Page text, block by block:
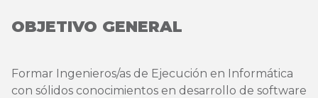
OBJETIVO GENERAL
Formar Ingenieros/as de Ejecución en Informática
con sólidos conocimientos en desarrollo de software